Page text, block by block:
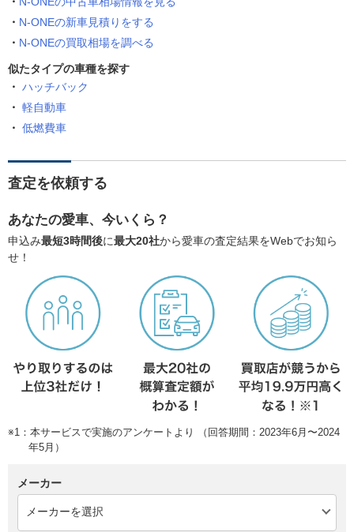
N-ONEの新車見積りをする
N-ONEの買取相場を調べる
似たタイプの車種を探す
ハッチバック
軽自動車
低燃費車
査定を依頼する
あなたの愛車、今いくら？
申込み最短3時間後に最大20社から愛車の査定結果をWebでお知ら
せ！
※1：本サービスで実施のアンケートより （回答期間：2023年6月〜2024
年5月）
メーカー